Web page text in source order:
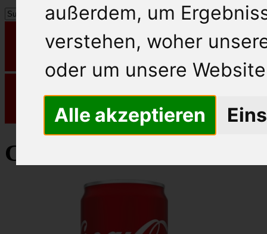
außerdem, um
verstehen, woher
oder um unsere
Alle akzeptieren
Coca Cola Limonade